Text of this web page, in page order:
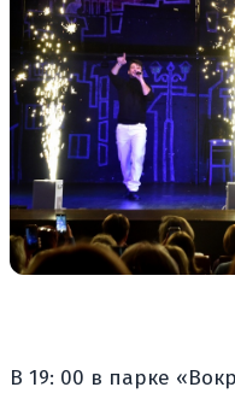
В 19: 00 в парке